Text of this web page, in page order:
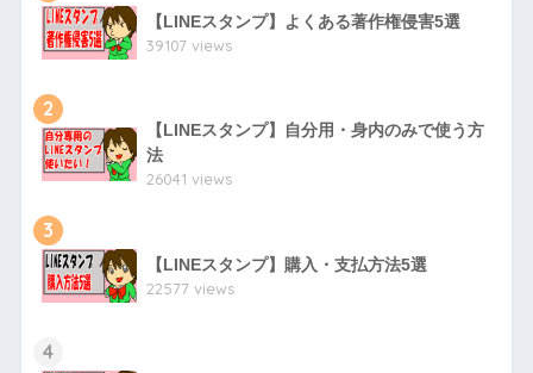
【LINEスタンプ】よくある著作権侵害5選
39107 views
2
【LINEスタンプ】自分用・身内のみで使う方
法
26041 views
3
【LINEスタンプ】購入・支払方法5選
22577 views
4